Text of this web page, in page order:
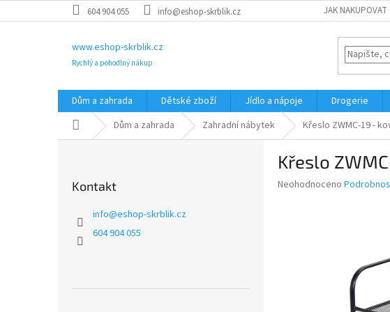
na
604 904 055 info@eshop-skrblik.cz JAK NAKUPOVAT
www.eshop-skrblik.cz
Rychlý a pohodlný nákup
Dům a zahrada Dětské zboží Jídlo a nápoje Drogerie
Domů Dům a zahrada Zahradní nábytek Křeslo ZWMC-19 -
Kontakt
info@eshop-skrblik.cz
604 904 055
Křeslo
Průměrné
Neohodnoceno